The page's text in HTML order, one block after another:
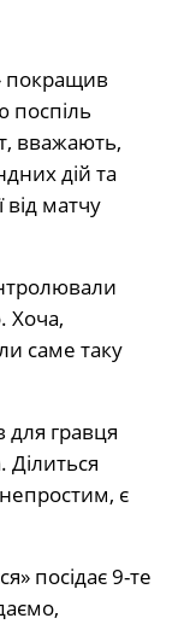
покращив
поспіль
вважають,
дій та
від матчу
Хоча,
саме таку
гравця
Ділиться
є
посідає 9-те